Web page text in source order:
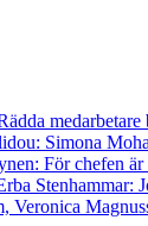
Simona
För chefen
Stenhammar:
Veronica